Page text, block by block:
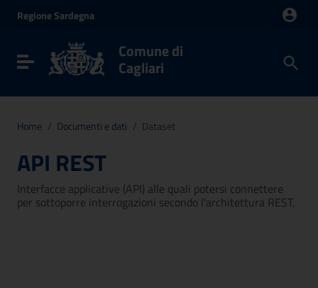
Vai al menu di navigazione
RegioneSardegna
Toggle navigation Comune di
Cagliari
Home / Documenti e dati / Dataset
API REST
Interfacce applicative (API) alle quali potersi connettere
per sottoporre interrogazioni secondo l'architettura REST.